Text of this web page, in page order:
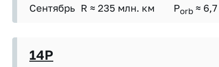
Сентябрь R ≈ 235 млн. км Porb ≈ 6,7
14P